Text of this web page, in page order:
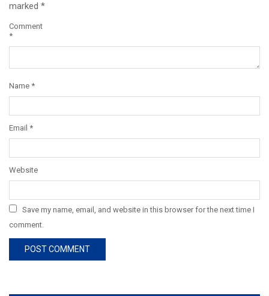
marked *
Comment
*
Name *
Email *
Website
Save my name, email, and website in this browser for the next time I
comment.